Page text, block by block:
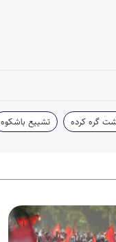
گره کرده تشییع باشکوه